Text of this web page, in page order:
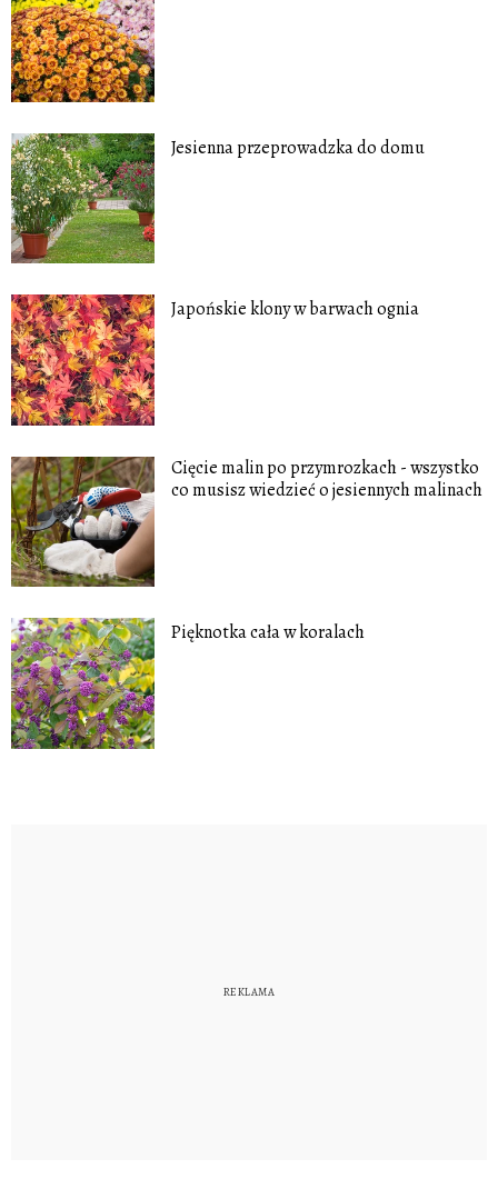
Jesienna przeprowadzka do domu
Japońskie klony w barwach ognia
Cięcie malin po przymrozkach - wszystko
co musisz wiedzieć o jesiennych malinach
Pięknotka cała w koralach